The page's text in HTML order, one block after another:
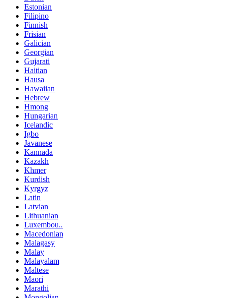
Estonian
Filipino
Finnish
Frisian
Galician
Georgian
Gujarati
Haitian
Hausa
Hawaiian
Hebrew
Hmong
Hungarian
Icelandic
Igbo
Javanese
Kannada
Kazakh
Khmer
Kurdish
Kyrgyz
Latin
Latvian
Lithuanian
Luxembou..
Macedonian
Malagasy
Malay
Malayalam
Maltese
Maori
Marathi